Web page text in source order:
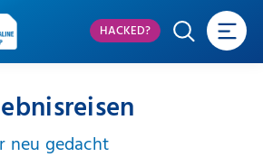
HACKED?
neu gedacht